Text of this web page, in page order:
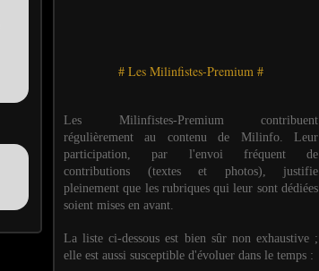
# Les Milinfistes-Premium #
Les Milinfistes-Premium contribuent
régulièrement au contenu de Milinfo. Leur
participation, par l'envoi fréquent de
contributions (textes et photos), justifie
pleinement que les rubriques qui leur sont dédiées
soient mises en avant.
La liste ci-dessous est bien sûr non exhaustive ;
elle est aussi susceptible d'évoluer dans le temps :